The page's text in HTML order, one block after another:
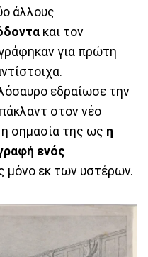
άλλους
και τον
για πρώτη
εδραίωσε την
στον νέο
σημασία της ως η
ενός
μόνο εκ των υστέρων.